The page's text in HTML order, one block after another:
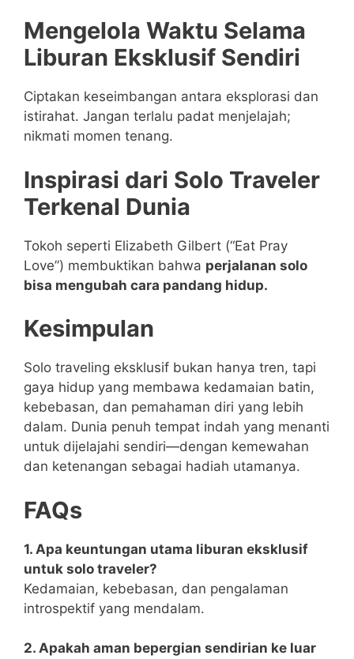
Mengelola Waktu Selama
Liburan Eksklusif Sendiri
Ciptakan keseimbangan antara eksplorasi dan
istirahat. Jangan terlalu padat menjelajah;
nikmati momen tenang.
Inspirasi dari Solo Traveler
Terkenal Dunia
Tokoh seperti Elizabeth Gilbert (“Eat Pray
Love”) membuktikan bahwa perjalanan solo
bisa mengubah cara pandang hidup.
Kesimpulan
Solo traveling eksklusif bukan hanya tren, tapi
gaya hidup yang membawa kedamaian batin,
kebebasan, dan pemahaman diri yang lebih
dalam. Dunia penuh tempat indah yang menanti
untuk dijelajahi sendiri—dengan kemewahan
dan ketenangan sebagai hadiah utamanya.
FAQs
1. Apa keuntungan utama liburan eksklusif
untuk solo traveler?
Kedamaian, kebebasan, dan pengalaman
introspektif yang mendalam.
2. Apakah aman bepergian sendirian ke luar